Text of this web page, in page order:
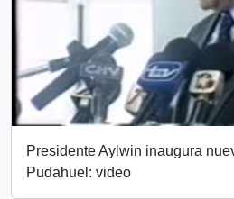
Presidente Aylwin inaugura
Pudahuel: video